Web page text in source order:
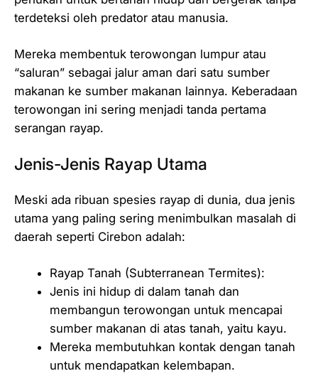
terdeteksi oleh predator atau manusia.
Mereka membentuk terowongan lumpur atau
“saluran” sebagai jalur aman dari satu sumber
makanan ke sumber makanan lainnya. Keberadaan
terowongan ini sering menjadi tanda pertama
serangan rayap.
Jenis-Jenis Rayap Utama
Meski ada ribuan spesies rayap di dunia, dua jenis
utama yang paling sering menimbulkan masalah di
daerah seperti Cirebon adalah:
Rayap Tanah (Subterranean Termites):
Jenis ini hidup di dalam tanah dan
membangun terowongan untuk mencapai
sumber makanan di atas tanah, yaitu kayu.
Mereka membutuhkan kontak dengan tanah
untuk mendapatkan kelembapan.